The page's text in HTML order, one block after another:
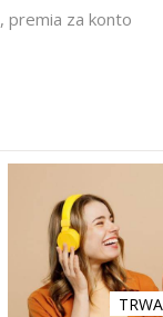
, premia za konto